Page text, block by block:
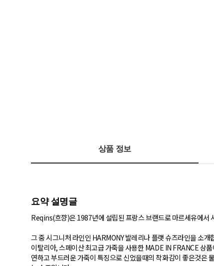
상품 정보
요약 설명글
Reqins(흐꺙)은 1987년에 설립된 프랑스 브랜드로 마르세유에서
그 중 시그니처 라인인 HARMONY 발레리나 플랫 슈즈라인을 소개
이탈리아, 스페이산 최고급 가죽을 사용한 MADE IN FRANCE 상
연하고 부드러운 가죽이 특징으로 신었을때의 착화감이 좋은것은